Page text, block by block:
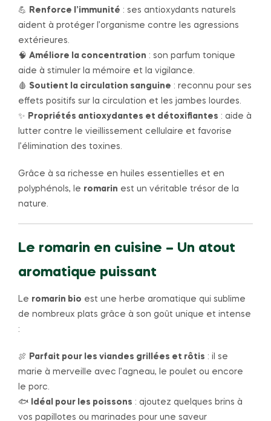
💪 Renforce l’immunité : ses antioxydants naturels
aident à protéger l’organisme contre les agressions
extérieures.
🧠 Améliore la concentration : son parfum tonique
aide à stimuler la mémoire et la vigilance.
🩸 Soutient la circulation sanguine : reconnu pour ses
effets positifs sur la circulation et les jambes lourdes.
✨ Propriétés antioxydantes et détoxifiantes : aide à
lutter contre le vieillissement cellulaire et favorise
l’élimination des toxines.
Grâce à sa richesse en huiles essentielles et en
polyphénols, le romarin est un véritable trésor de la
nature.
Le romarin en cuisine – Un atout
aromatique puissant
Le romarin bio est une herbe aromatique qui sublime
de nombreux plats grâce à son goût unique et intense
:
🍖 Parfait pour les viandes grillées et rôtis : il se
marie à merveille avec l’agneau, le poulet ou encore
le porc.
🐟 Idéal pour les poissons : ajoutez quelques brins à
vos papillotes ou marinades pour une saveur